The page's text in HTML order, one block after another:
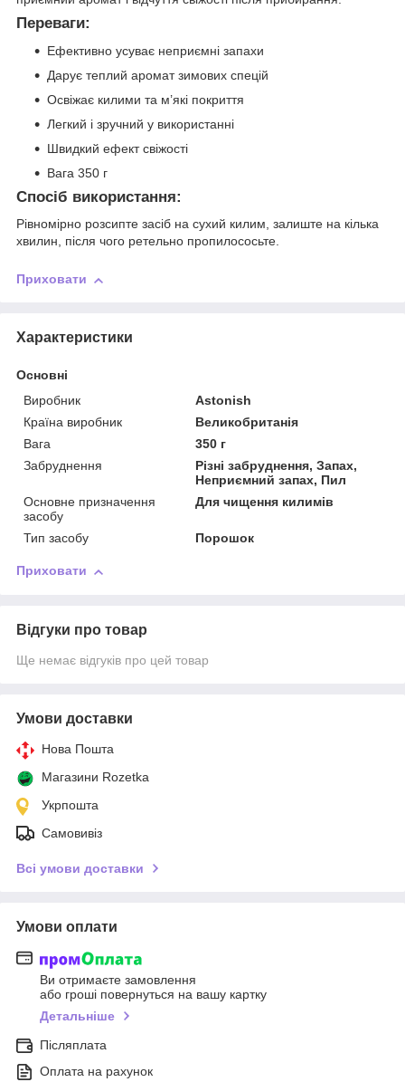
Переваги:
Ефективно усуває неприємні запахи
Дарує теплий аромат зимових спецій
Освіжає килими та м’які покриття
Легкий і зручний у використанні
Швидкий ефект свіжості
Вага 350 г
Спосіб використання:
Рівномірно розсипте засіб на сухий килим, залиште на кілька
хвилин, після чого ретельно пропилососьте.
Приховати
Характеристики
Основні
Виробник
Astonish
Країна виробник
Великобританія
Вага
350 г
Забруднення
Різні забруднення, Запах,
Неприємний запах, Пил
Основне призначення
засобу
Для чищення килимів
Тип засобу Порошок
Приховати
Відгуки про товар
Ще немає відгуків про цей товар
Умови доставки
Нова Пошта
Магазини Rozetka
Укрпошта
Самовивіз
Всі умови доставки
Умови оплати
Ви отримаєте замовлення
або гроші повернуться на вашу картку
Детальніше
Післяплата
Оплата на рахунок